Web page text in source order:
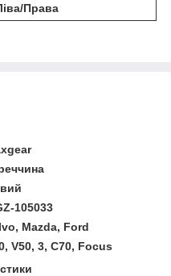
Права
105033
Mazda, Ford
V50, 3, C70, Focus